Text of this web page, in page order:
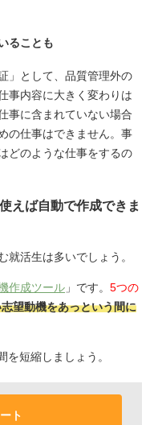
ることも
」として、品質管理外の
事内容に大きく変わりは
事に含まれていない場合
の仕事はできません。事
どのような仕事をするの
えば自動で作成できま
活生は多いでしょう。
作成ツール 」です。 5つの
望動機をあっという間に
短縮しましょう。
ト